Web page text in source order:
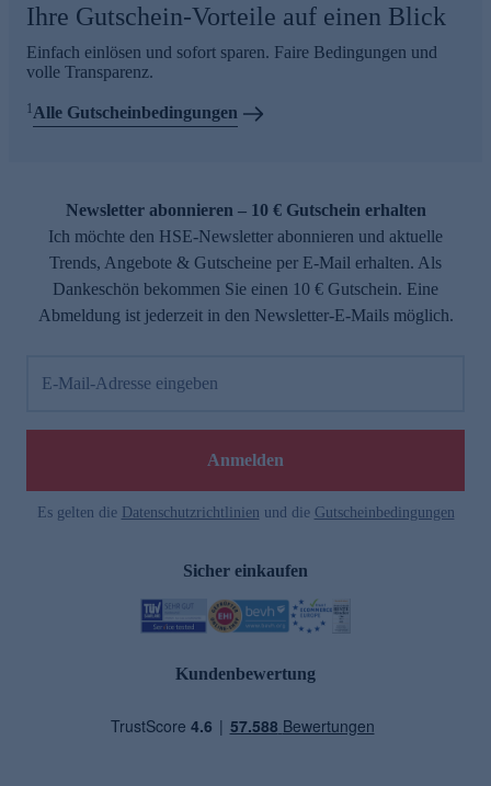
Ihre Gutschein-Vorteile auf einen Blick
Einfach einlösen und sofort sparen. Faire Bedingungen und
volle Transparenz.
1Alle Gutscheinbedingungen
Newsletter abonnieren – 10 € Gutschein erhalten
Ich möchte den HSE-Newsletter abonnieren und aktuelle
Trends, Angebote & Gutscheine per E-Mail erhalten. Als
Dankeschön bekommen Sie einen 10 € Gutschein. Eine
Abmeldung ist jederzeit in den Newsletter-E-Mails möglich.
E-Mail-Adresse eingeben
Anmelden
Es gelten die Datenschutzrichtlinien und die Gutscheinbedingungen
Sicher einkaufen
Kundenbewertung